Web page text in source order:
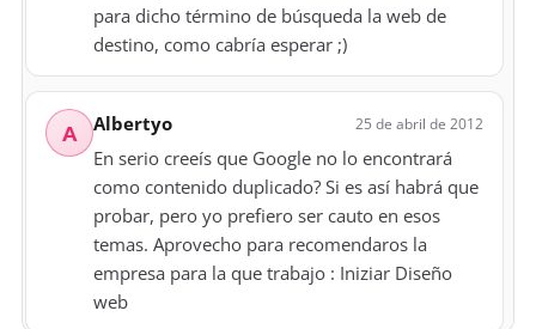
para dicho término de búsqueda la web de
destino, como cabría esperar ;)
A Albertyo 25 de abril de 2012
En serio creeís que Google no lo encontrará
como contenido duplicado? Si es así habrá que
probar, pero yo prefiero ser cauto en esos
temas. Aprovecho para recomendaros la
empresa para la que trabajo : Iniziar Diseño
web